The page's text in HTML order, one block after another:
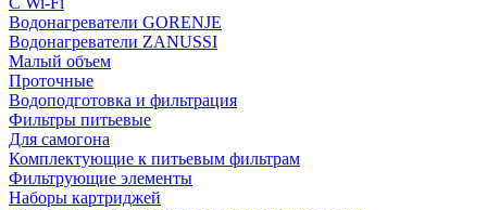
Водонагреватели GORENJE
Водонагреватели ZANUSSI
Малый объем
Проточные
Водоподготовка и фильтрация
Фильтры питьевые
Для самогона
Комплектующие к питьевым фильтрам
Фильтрующие элементы
Наборы картриджей